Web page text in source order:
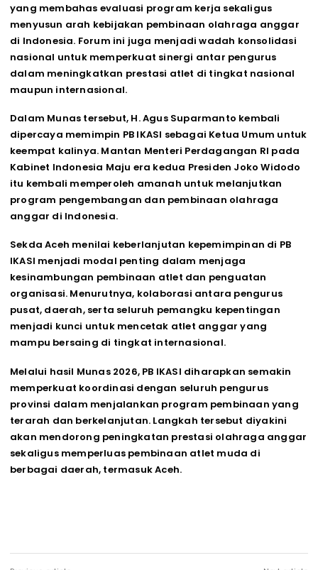
yang membahas evaluasi program kerja sekaligus
menyusun arah kebijakan pembinaan olahraga anggar
di Indonesia. Forum ini juga menjadi wadah konsolidasi
nasional untuk memperkuat sinergi antar pengurus
dalam meningkatkan prestasi atlet di tingkat nasional
maupun internasional.
Dalam Munas tersebut, H. Agus Suparmanto kembali
dipercaya memimpin PB IKASI sebagai Ketua Umum untuk
keempat kalinya. Mantan Menteri Perdagangan RI pada
Kabinet Indonesia Maju era kedua Presiden Joko Widodo
itu kembali memperoleh amanah untuk melanjutkan
program pengembangan dan pembinaan olahraga
anggar di Indonesia.
Sekda Aceh menilai keberlanjutan kepemimpinan di PB
IKASI menjadi modal penting dalam menjaga
kesinambungan pembinaan atlet dan penguatan
organisasi. Menurutnya, kolaborasi antara pengurus
pusat, daerah, serta seluruh pemangku kepentingan
menjadi kunci untuk mencetak atlet anggar yang
mampu bersaing di tingkat internasional.
Melalui hasil Munas 2026, PB IKASI diharapkan semakin
memperkuat koordinasi dengan seluruh pengurus
provinsi dalam menjalankan program pembinaan yang
terarah dan berkelanjutan. Langkah tersebut diyakini
akan mendorong peningkatan prestasi olahraga anggar
sekaligus memperluas pembinaan atlet muda di
berbagai daerah, termasuk Aceh.